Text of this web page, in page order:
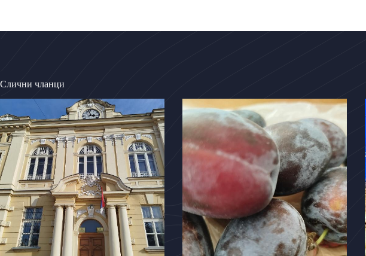
Слични чланци